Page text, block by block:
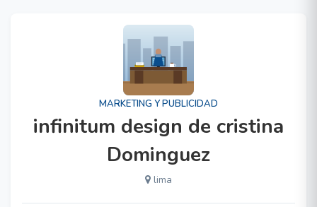
MARKETING Y PUBLICIDAD
infinitum design de cristina
Dominguez
lima